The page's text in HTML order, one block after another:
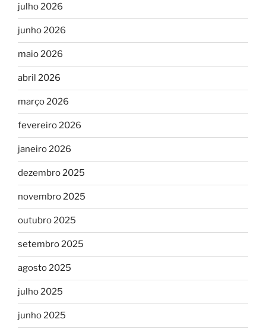
julho 2026
junho 2026
maio 2026
abril 2026
março 2026
fevereiro 2026
janeiro 2026
dezembro 2025
novembro 2025
outubro 2025
setembro 2025
agosto 2025
julho 2025
junho 2025